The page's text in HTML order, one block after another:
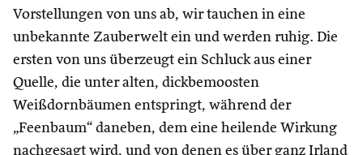
Vorstellungen von uns ab, wir tauchen in eine
unbekannte Zauberwelt ein und werden ruhig. Die
ersten von uns überzeugt ein Schluck aus einer
Quelle, die unter alten, dickbemoosten
Weißdornbäumen entspringt, während der
„Feenbaum“ daneben, dem eine heilende Wirkung
nachgesagt wird, und von denen es über ganz Irland